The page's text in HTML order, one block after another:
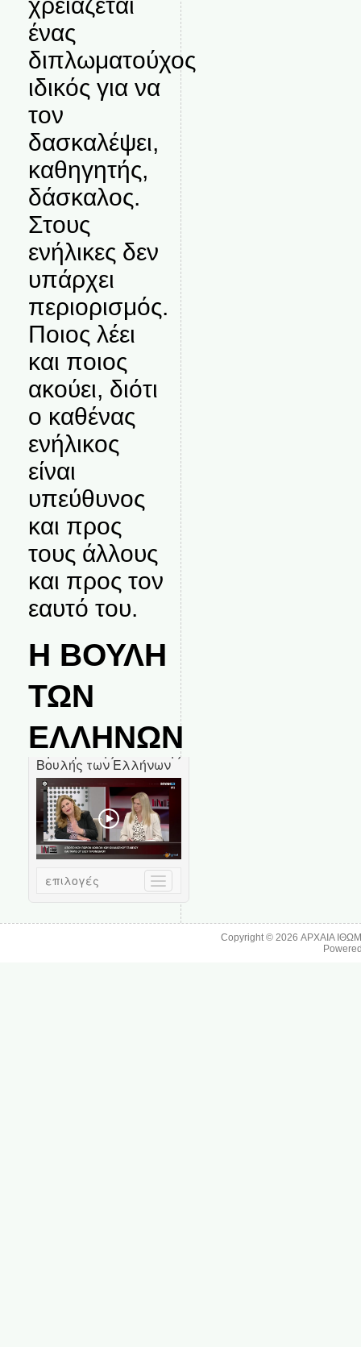
ένας
διπλωματούχος
ιδικός για να
τον
δασκαλέψει,
καθηγητής,
δάσκαλος.
Στους
ενήλικες δεν
υπάρχει
περιορισμός.
Ποιος λέει
και ποιος
ακούει, διότι
ο καθένας
ενήλικος
είναι
υπεύθυνος
και προς
τους άλλους
και προς τον
εαυτό του.
Η ΒΟΥΛΗ
ΤΩΝ
ΕΛΛΗΝΩΝ
Copyright © 2026ΑΡΧΑΙΑ